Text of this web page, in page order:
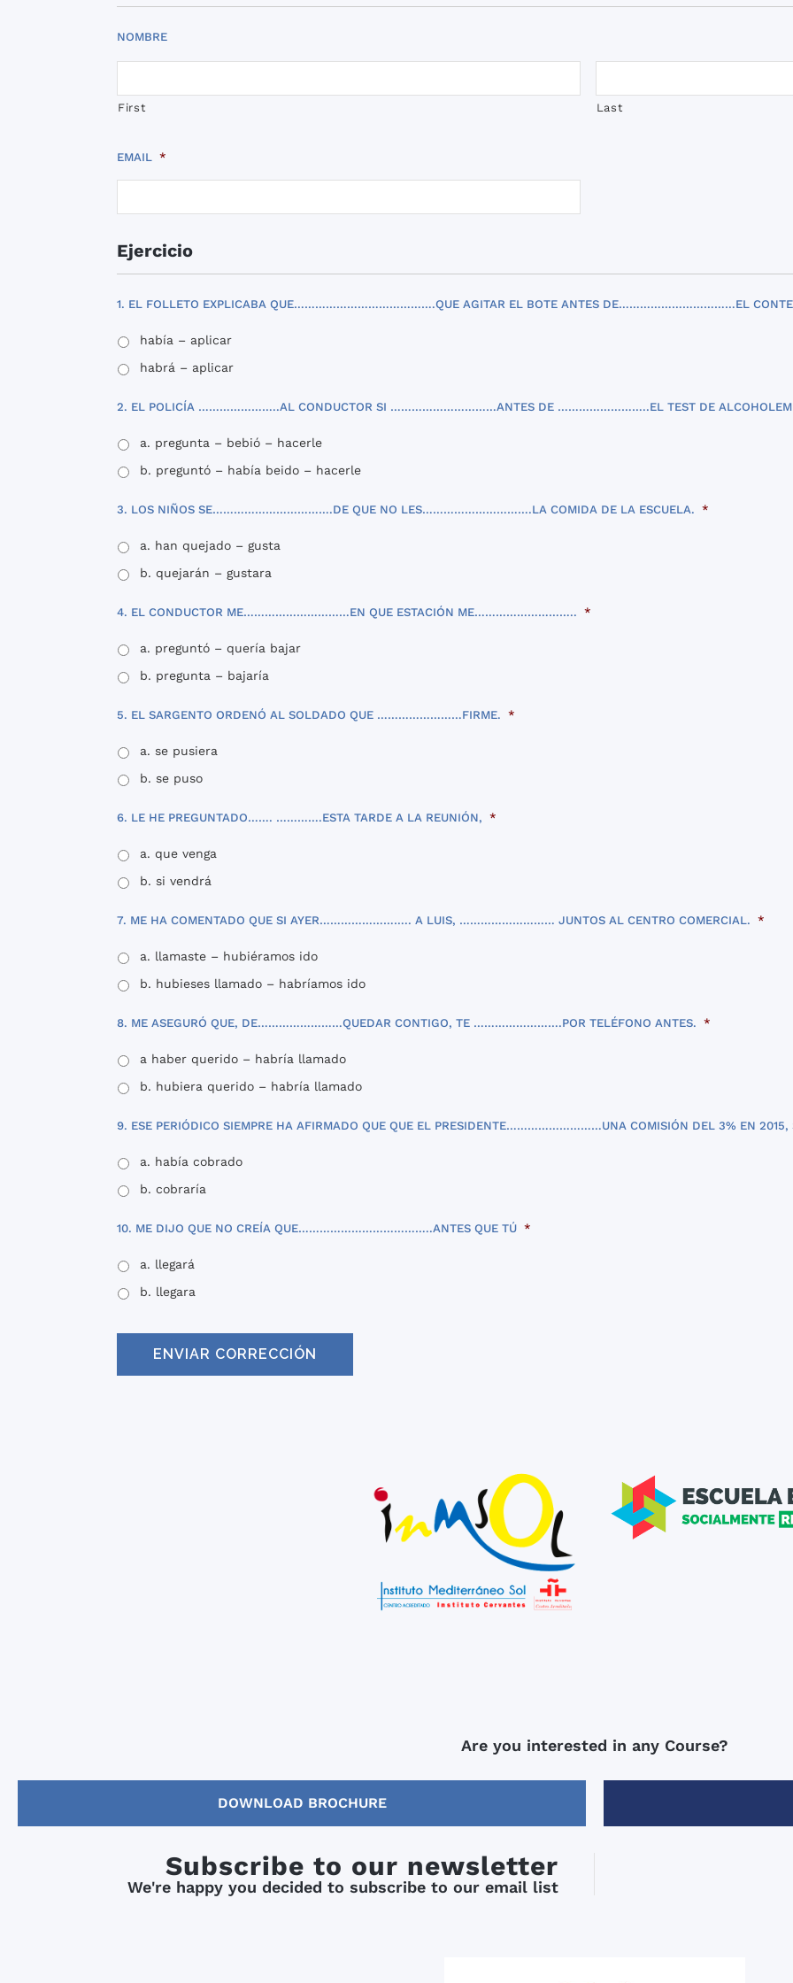
NOMBRE
First Last
EMAIL *
Ejercicio
1. EL FOLLETO EXPLICABA QUE………………………………….QUE AGITAR EL BOTE ANTES DE……………………………EL
había – aplicar
habrá – aplicar
2. EL POLICÍA …………………..AL CONDUCTOR SI …………………………ANTES DE ……………………..EL TEST DE
a. pregunta – bebió – hacerle
b. preguntó – había beido – hacerle
3. LOS NIÑOS SE…………………………….DE QUE NO LES………………………….LA COMIDA DE LA ESCUELA. *
a. han quejado – gusta
b. quejarán – gustara
4. EL CONDUCTOR ME…………………………EN QUE ESTACIÓN ME……………………….. *
a. preguntó – quería bajar
b. pregunta – bajaría
5. EL SARGENTO ORDENÓ AL SOLDADO QUE ……………………FIRME. *
a. se pusiera
b. se puso
6. LE HE PREGUNTADO……. ………….ESTA TARDE A LA REUNIÓN, *
a. que venga
b. si vendrá
7. ME HA COMENTADO QUE SI AYER…………………….. A LUIS, ……………………… JUNTOS AL CENTRO COMERCIAL. *
a. llamaste – hubiéramos ido
b. hubieses llamado – habríamos ido
8. ME ASEGURÓ QUE, DE……………………QUEDAR CONTIGO, TE …………………….POR TELÉFONO ANTES. *
a haber querido – habría llamado
b. hubiera querido – habría llamado
9. ESE PERIÓDICO SIEMPRE HA AFIRMADO QUE QUE EL PRESIDENTE………………………UNA COMISIÓN DEL 3% EN 2015,
a. había cobrado
b. cobraría
10. ME DIJO QUE NO CREÍA QUE………………………………..ANTES QUE TÚ *
a. llegará
b. llegara
Are you interested in any Course?
DOWNLOAD BROCHURE
Subscribe to our newsletter
We're happy you decided to subscribe to our email list